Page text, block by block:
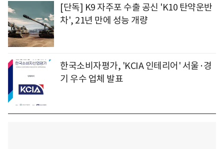
[단독] K9 자주포 수출 공신 'K10 탄약운반
차', 21년 만에 성능 개량
한국소비자평가, 'KCIA 인테리어' 서울·경
기 우수 업체 발표